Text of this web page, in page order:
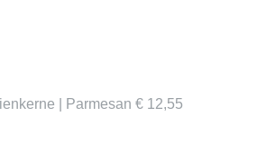
| Parmesan € 12,55